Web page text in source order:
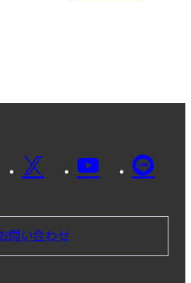
問い合わせ